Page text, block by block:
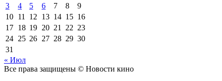
3
4 5 6 7 8
9
10 11 12 13 14 15 16
17 18 19 20 21 22 23
24 25 26 27 28 29 30
31
« Июл
Все права защищены © Новости кино